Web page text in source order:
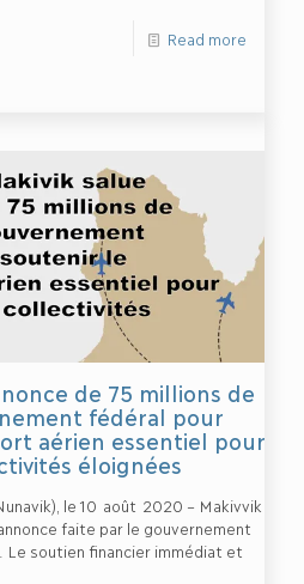
Read more
de 75 millions de
fédéral pour
aérien essentiel pour
éloignées
le 10 août 2020 – Makivvik
faite par le gouvernement
Le soutien financier immédiat et